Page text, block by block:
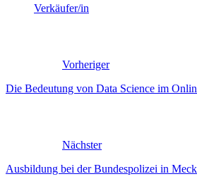
Verkäufer/in
Vorheriger
Die Bedeutung von Data Science im
Nächster
Ausbildung bei der Bundespolizei in